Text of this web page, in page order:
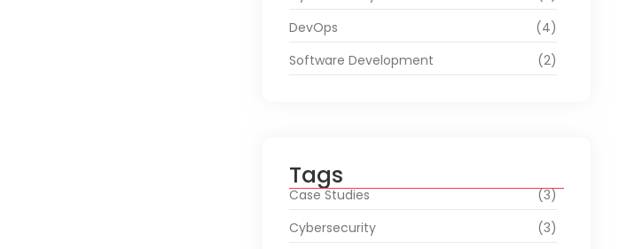
DevOps
(4)
Software Development
(2)
Tags
Case Studies
(3)
Cybersecurity
(3)